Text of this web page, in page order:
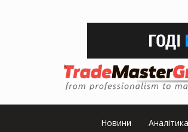
Новини Аналітика